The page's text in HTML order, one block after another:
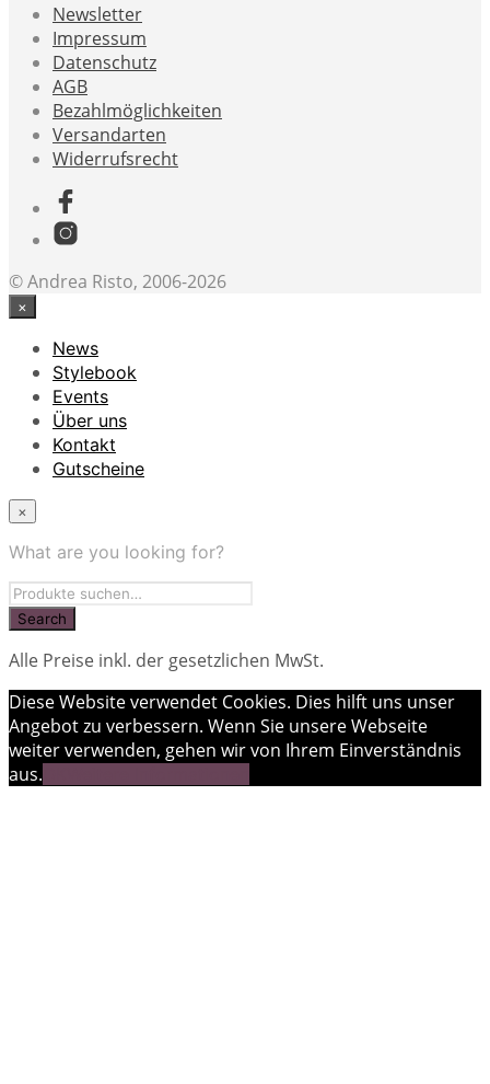
Newsletter
Impressum
Datenschutz
AGB
Bezahlmöglichkeiten
Versandarten
Widerrufsrecht
© Andrea Risto, 2006-2026
×
News
Stylebook
Events
Über uns
Kontakt
Gutscheine
×
What are you looking for?
Alle Preise inkl. der gesetzlichen MwSt.
Diese Website verwendet Cookies. Dies hilft uns unser
Angebot zu verbessern. Wenn Sie unsere Webseite
weiter verwenden, gehen wir von Ihrem Einverständnis
aus.